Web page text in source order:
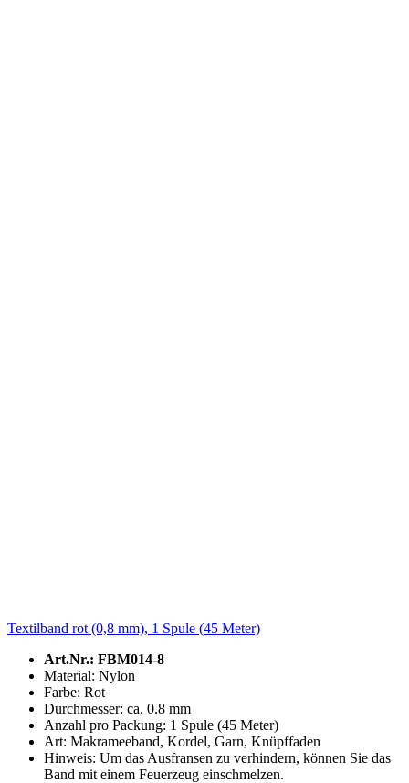
Textilband rot (0,8 mm), 1 Spule (45 Meter)
Art.Nr.: FBM014-8
Material: Nylon
Farbe: Rot
Durchmesser: ca. 0.8 mm
Anzahl pro Packung: 1 Spule (45 Meter)
Art: Makrameeband, Kordel, Garn, Knüpffaden
Hinweis: Um das Ausfransen zu verhindern, können Sie das
Band mit einem Feuerzeug einschmelzen.